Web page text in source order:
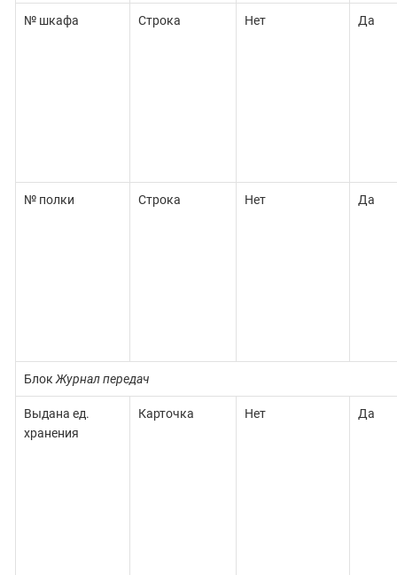
№ шкафа Строка Нет Да
№ полки Строка Нет Да
Блок Журнал передач
Выдана ед.
хранения
Карточка Нет Да